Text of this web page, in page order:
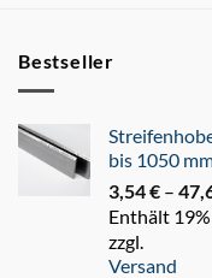
Bestseller
bis 1050
3,54€ –
Enthält
zzgl.
Versand